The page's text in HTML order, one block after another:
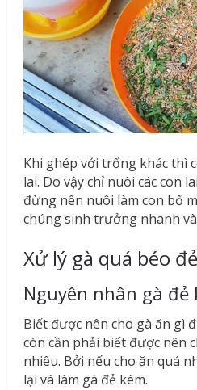
Khi ghép với trống khác thì
lai. Do vậy chỉ nuôi các con
đừng nên nuôi làm con bố
chúng sinh trưởng nhanh
Xử lý gà quá béo
Nguyên nhân gà đẻ
Biết được nên cho gà ăn gì
còn cần phải biết được nên
nhiêu. Bởi nếu cho ăn quá
lại và làm gà đẻ kém.